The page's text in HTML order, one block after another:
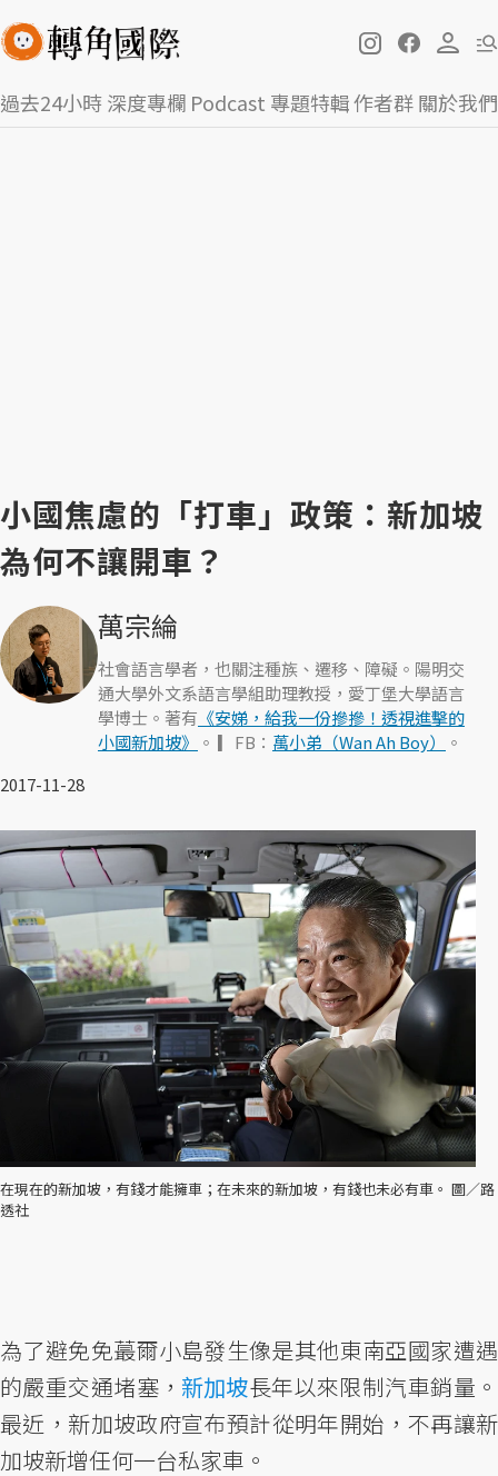
過去24小時深度專欄 Podcast 專題特輯作者群關於我們
小國焦慮的「打車」政策：新加坡
為何不讓開車？
萬宗綸
社會語言學者，也關注種族、遷移、障礙。陽明交
通大學外文系語言學組助理教授，愛丁堡大學語言
學博士。著有 《安娣，給我一份摻摻！透視進擊的
小國新加坡》
。 ▎FB： 萬小弟（Wan Ah Boy）
。
2017-11-28
在現在的新加坡，有錢才能擁車；在未來的新加坡，有錢也未必有車。 圖／路
透社
為了避免免蕞爾小島發生像是其他東南亞國家遭遇
的嚴重交通堵塞， 新加坡長年以來限制汽車銷量。
最近，新加坡政府宣布預計從明年開始，不再讓新
加坡新增任何一台私家車。